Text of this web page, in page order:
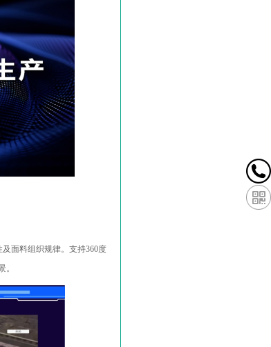
面料组织规律。支持360度
。